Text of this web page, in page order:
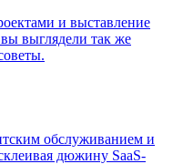
и выставление
выглядели так же
обслуживанием и
дюжину SaaS-